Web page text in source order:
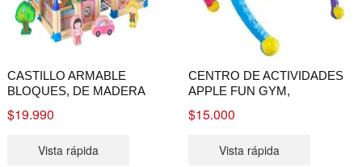
CASTILLO ARMABLE
BLOQUES, DE MADERA
$19.990
Vista rápida
CENTRO DE ACTIVIDADES
APPLE FUN GYM,
$15.000
Vista rápida